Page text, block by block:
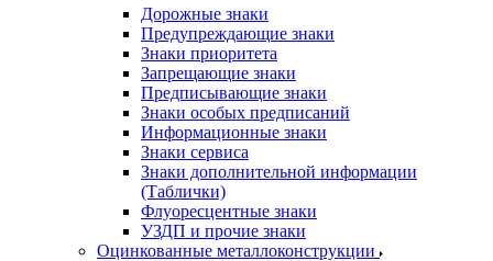
Дорожные знаки
Предупреждающие знаки
Знаки приоритета
Запрещающие знаки
Предписывающие знаки
Знаки особых предписаний
Информационные знаки
Знаки сервиса
Знаки дополнительной информации
(Таблички)
Флуоресцентные знаки
УЗДП и прочие знаки
Оцинкованные металлоконструкции